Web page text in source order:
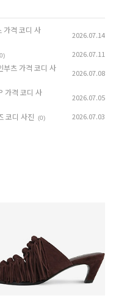
가격 코디 사
2026.07.14
2026.07.11
부츠 가격 코디 사
2026.07.08
가격 코디 사
2026.07.05
코디 사진 (0) 2026.07.03